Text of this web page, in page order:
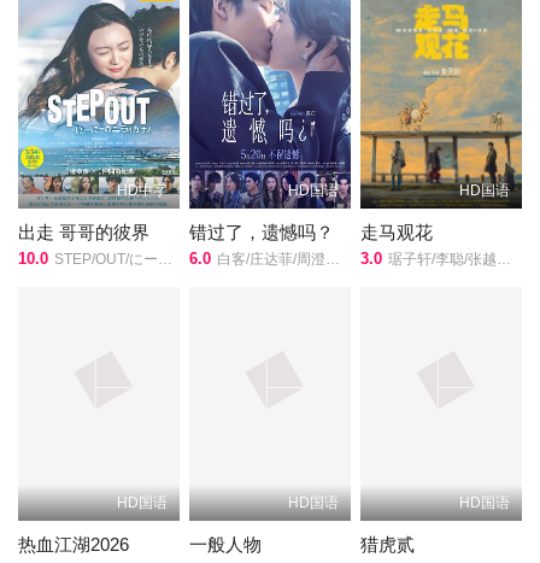
马丽
宋佳
欧豪
陶虹
主演,
邢曼洋
HD中字
出走 哥哥的彼界
10.0 STEP/OUT/にーにーのニライカナイ/
HD国语
错过了，遗憾吗？
6.0 白客/庄达菲/周澄奥/敖子逸/王安宇/赵佳丽/
HD国语
走马观花
3.0 琚子轩/李聪/张越宁/高深/
HD国语
热血江湖2026
HD国语
一般人物
HD国语
猎虎贰